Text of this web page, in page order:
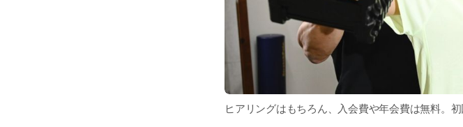
ヒアリングはもちろん、入会費や年会費は無料。